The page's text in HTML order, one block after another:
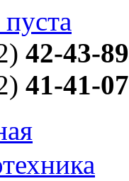
42-43-89
41-41-07